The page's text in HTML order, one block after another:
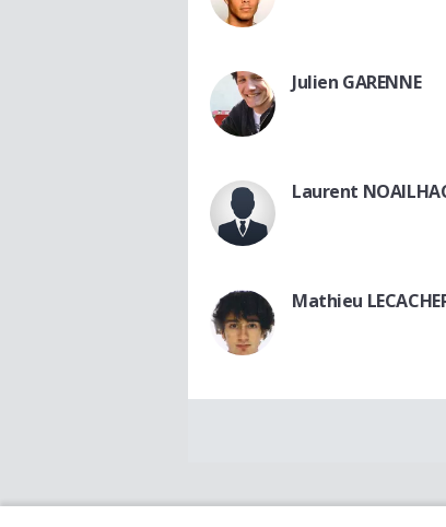
Julien GARENNE
Laurent
Mathieu